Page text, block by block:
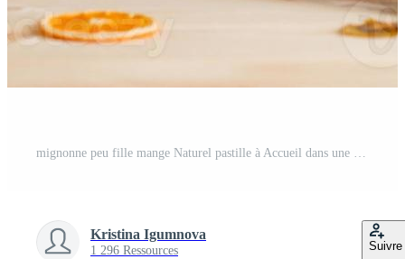
Kristina Igumnova
1 296 Ressources Suivre